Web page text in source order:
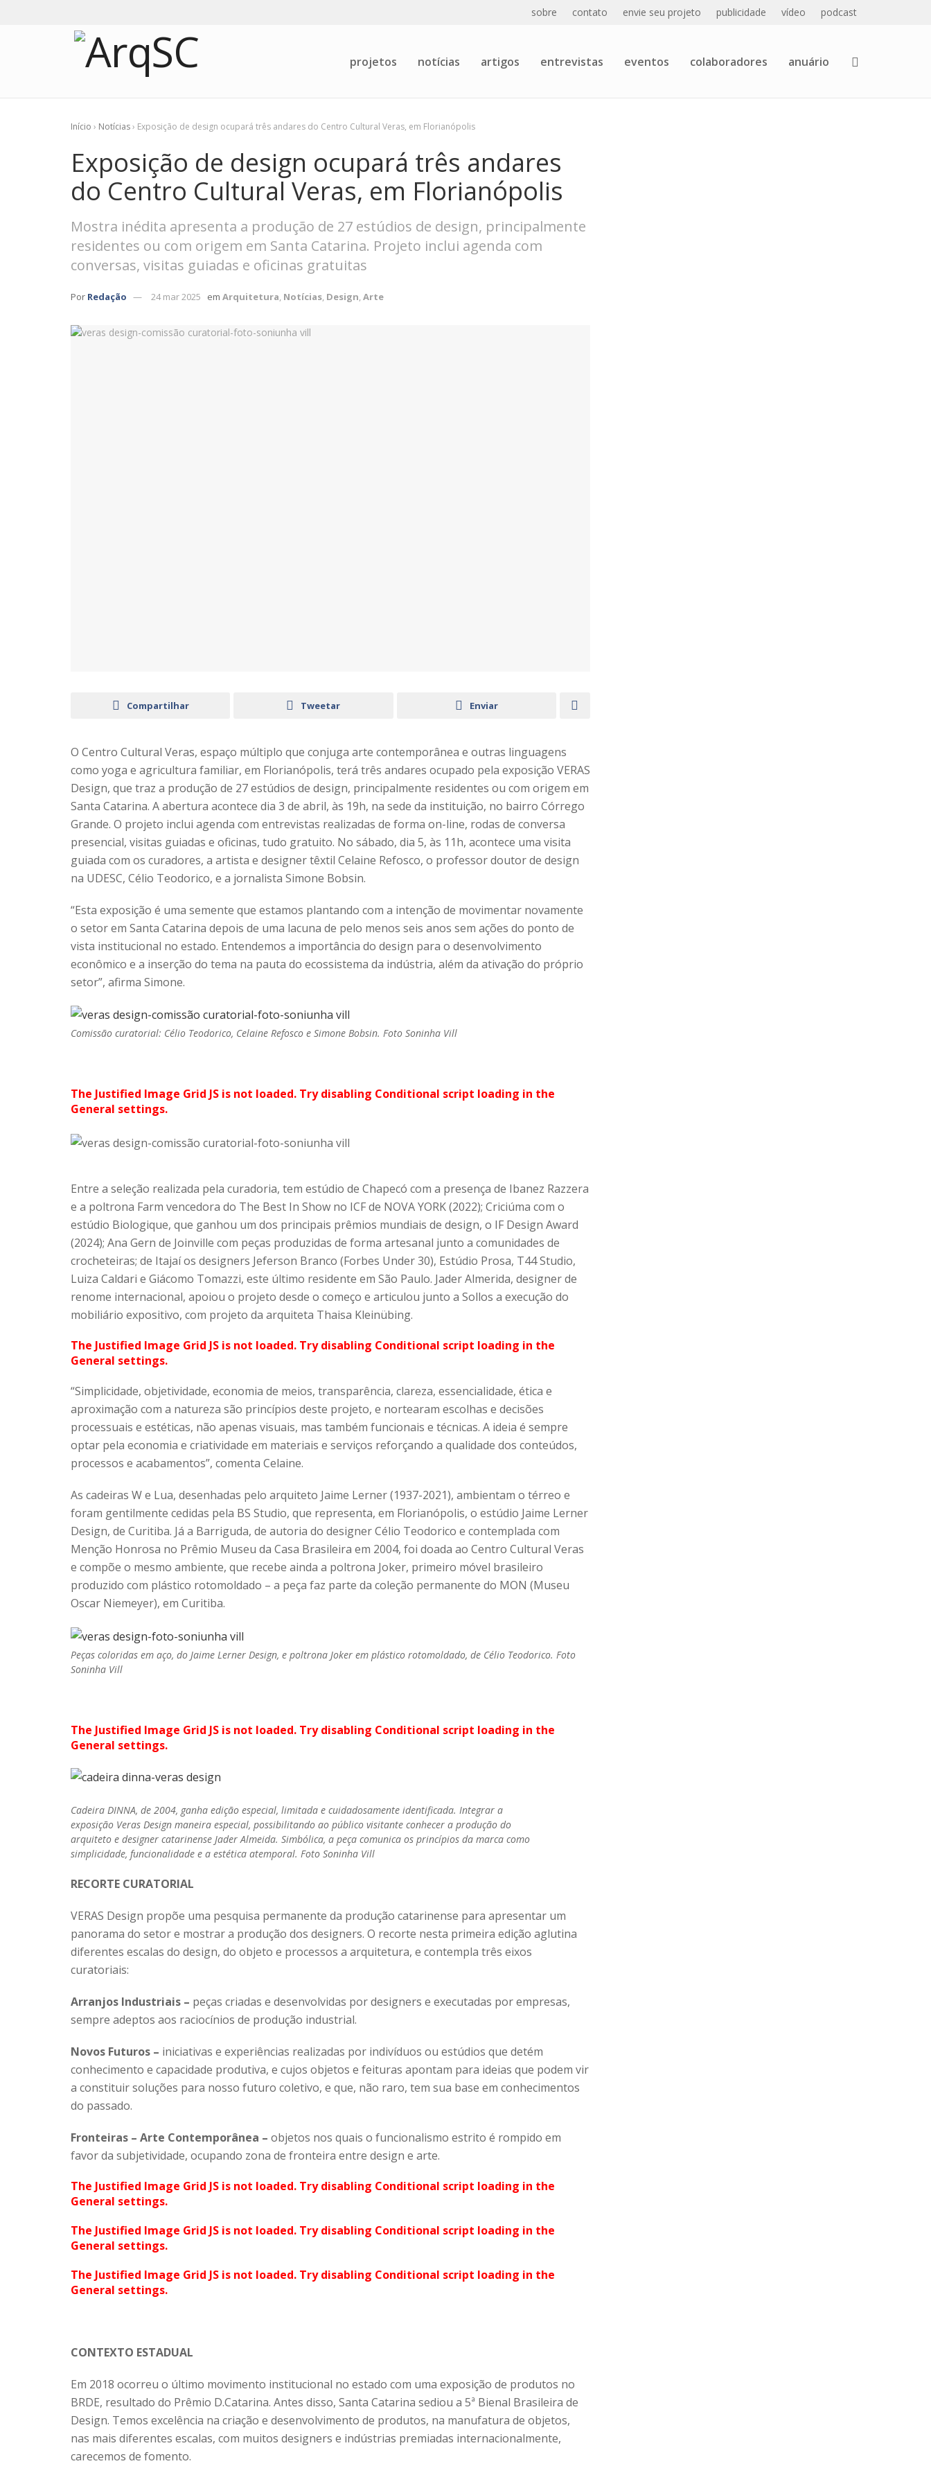
sobre contato envie seu projeto publicidade vídeo podcast
projetos notícias artigos entrevistas eventos colaboradores anuário
Início › Notícias› Exposição de design ocupará três andares do Centro Cultural Veras, em Florianópolis
Exposição de design ocupará três andares
do Centro Cultural Veras, em Florianópolis
Mostra inédita apresenta a produção de 27 estúdios de design, principalmente
residentes ou com origem em Santa Catarina. Projeto inclui agenda com
conversas, visitas guiadas e oficinas gratuitas
Por Redação 24 mar 2025 em Arquitetura Notícias Design Arte
Compartilhar Tweetar Enviar
O Centro Cultural Veras, espaço múltiplo que conjuga arte contemporânea e outras linguagens
como yoga e agricultura familiar, em Florianópolis, terá três andares ocupado pela exposição VERAS
Design, que traz a produção de 27 estúdios de design, principalmente residentes ou com origem em
Santa Catarina. A abertura acontece dia 3 de abril, às 19h, na sede da instituição, no bairro Córrego
Grande. O projeto inclui agenda com entrevistas realizadas de forma on-line, rodas de conversa
presencial, visitas guiadas e oficinas, tudo gratuito. No sábado, dia 5, às 11h, acontece uma visita
guiada com os curadores, a artista e designer têxtil Celaine Refosco, o professor doutor de design
na UDESC, Célio Teodorico, e a jornalista Simone Bobsin.
“Esta exposição é uma semente que estamos plantando com a intenção de movimentar novamente
o setor em Santa Catarina depois de uma lacuna de pelo menos seis anos sem ações do ponto de
vista institucional no estado. Entendemos a importância do design para o desenvolvimento
econômico e a inserção do tema na pauta do ecossistema da indústria, além da ativação do próprio
setor”, afirma Simone.
Comissão curatorial: Célio Teodorico, Celaine Refosco e Simone Bobsin. Foto Soninha Vill
The Justified Image Grid JS is not loaded. Try disabling Conditional script loading in the
General settings.
Entre a seleção realizada pela curadoria, tem estúdio de Chapecó com a presença de Ibanez Razzera
e a poltrona Farm vencedora do The Best In Show no ICF de NOVA YORK (2022); Criciúma com o
estúdio Biologique, que ganhou um dos principais prêmios mundiais de design, o IF Design Award
(2024); Ana Gern de Joinville com peças produzidas de forma artesanal junto a comunidades de
crocheteiras; de Itajaí os designers Jeferson Branco (Forbes Under 30), Estúdio Prosa, T44 Studio,
Luiza Caldari e Giácomo Tomazzi, este último residente em São Paulo. Jader Almerida, designer de
renome internacional, apoiou o projeto desde o começo e articulou junto a Sollos a execução do
mobiliário expositivo, com projeto da arquiteta Thaisa Kleinübing.
The Justified Image Grid JS is not loaded. Try disabling Conditional script loading in the
General settings.
“Simplicidade, objetividade, economia de meios, transparência, clareza, essencialidade, ética e
aproximação com a natureza são princípios deste projeto, e nortearam escolhas e decisões
processuais e estéticas, não apenas visuais, mas também funcionais e técnicas. A ideia é sempre
optar pela economia e criatividade em materiais e serviços reforçando a qualidade dos conteúdos,
processos e acabamentos”, comenta Celaine.
As cadeiras W e Lua, desenhadas pelo arquiteto Jaime Lerner (1937-2021), ambientam o térreo e
foram gentilmente cedidas pela BS Studio, que representa, em Florianópolis, o estúdio Jaime Lerner
Design, de Curitiba. Já a Barriguda, de autoria do designer Célio Teodorico e contemplada com
Menção Honrosa no Prêmio Museu da Casa Brasileira em 2004, foi doada ao Centro Cultural Veras
e compõe o mesmo ambiente, que recebe ainda a poltrona Joker, primeiro móvel brasileiro
produzido com plástico rotomoldado – a peça faz parte da coleção permanente do MON (Museu
Oscar Niemeyer), em Curitiba.
Peças coloridas em aço, do Jaime Lerner Design, e poltrona Joker em plástico rotomoldado, de Célio Teodorico. Foto
Soninha Vill
The Justified Image Grid JS is not loaded. Try disabling Conditional script loading in the
General settings.
Cadeira DINNA, de 2004, ganha edição especial, limitada e cuidadosamente identificada. Integrar a
exposição Veras Design maneira especial, possibilitando ao público visitante conhecer a produção do
arquiteto e designer catarinense Jader Almeida. Simbólica, a peça comunica os princípios da marca como
simplicidade, funcionalidade e a estética atemporal. Foto Soninha Vill
RECORTE CURATORIAL
VERAS Design propõe uma pesquisa permanente da produção catarinense para apresentar um
panorama do setor e mostrar a produção dos designers. O recorte nesta primeira edição aglutina
diferentes escalas do design, do objeto e processos a arquitetura, e contempla três eixos
curatoriais:
Arranjos Industriais – peças criadas e desenvolvidas por designers e executadas por empresas,
sempre adeptos aos raciocínios de produção industrial.
Novos Futuros – iniciativas e experiências realizadas por indivíduos ou estúdios que detém
conhecimento e capacidade produtiva, e cujos objetos e feituras apontam para ideias que podem vir
a constituir soluções para nosso futuro coletivo, e que, não raro, tem sua base em conhecimentos
do passado.
Fronteiras – Arte Contemporânea – objetos nos quais o funcionalismo estrito é rompido em
favor da subjetividade, ocupando zona de fronteira entre design e arte.
The Justified Image Grid JS is not loaded. Try disabling Conditional script loading in the
General settings.
The Justified Image Grid JS is not loaded. Try disabling Conditional script loading in the
General settings.
The Justified Image Grid JS is not loaded. Try disabling Conditional script loading in the
General settings.
CONTEXTO ESTADUAL
Em 2018 ocorreu o último movimento institucional no estado com uma exposição de produtos no
BRDE, resultado do Prêmio D.Catarina. Antes disso, Santa Catarina sediou a 5ª Bienal Brasileira de
Design. Temos excelência na criação e desenvolvimento de produtos, na manufatura de objetos,
nas mais diferentes escalas, com muitos designers e indústrias premiadas internacionalmente,
carecemos de fomento.